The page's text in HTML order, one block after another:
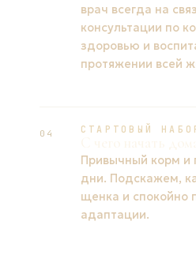
врач всегда на
консультации по
здоровью и
протяжении всей
04 СТАРТОВЫЙ
Привычный корм и
дни. Подскажем,
щенка и спокойно
адаптации.